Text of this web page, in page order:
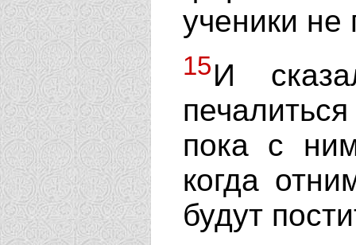
ученики не
15И
пока с
когда
будут